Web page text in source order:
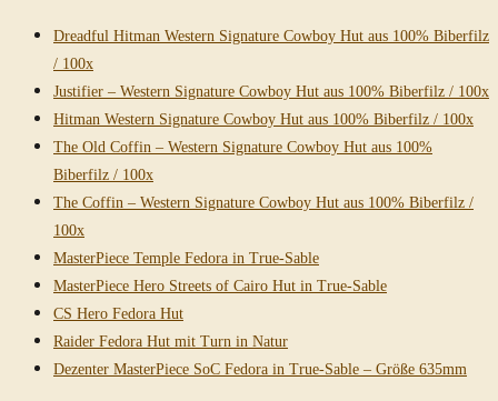
Dreadful Hitman Western Signature Cowboy Hut aus 100% Biberfilz
/ 100x
Justifier – Western Signature Cowboy Hut aus 100% Biberfilz / 100x
Hitman Western Signature Cowboy Hut aus 100% Biberfilz / 100x
The Old Coffin – Western Signature Cowboy Hut aus 100%
Biberfilz / 100x
The Coffin – Western Signature Cowboy Hut aus 100% Biberfilz /
100x
MasterPiece Temple Fedora in True-Sable
MasterPiece Hero Streets of Cairo Hut in True-Sable
CS Hero Fedora Hut
Raider Fedora Hut mit Turn in Natur
Dezenter MasterPiece SoC Fedora in True-Sable – Größe 635mm